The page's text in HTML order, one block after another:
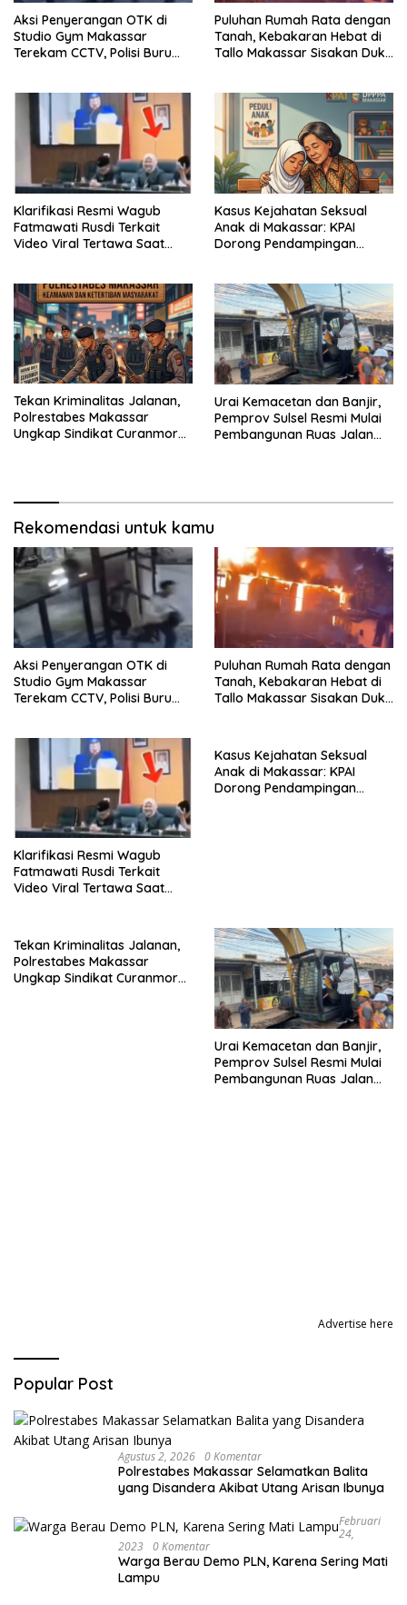
Aksi Penyerangan OTK di
Studio Gym Makassar
Terekam CCTV, Polisi Buru
Puluhan Rumah Rata dengan
Tanah, Kebakaran Hebat di
Tallo Makassar Sisakan Duka
Klarifikasi Resmi Wagub
Fatmawati Rusdi Terkait
Video Viral Tertawa Saat
Kasus Kejahatan Seksual
Anak di Makassar: KPAI
Dorong Pendampingan
Tekan Kriminalitas Jalanan,
Polrestabes Makassar
Ungkap Sindikat Curanmor
Urai Kemacetan dan Banjir,
Pemprov Sulsel Resmi Mulai
Pembangunan Ruas Jalan
Rekomendasi untuk kamu
Aksi Penyerangan OTK di
Studio Gym Makassar
Terekam CCTV, Polisi Buru
Puluhan Rumah Rata dengan
Tanah, Kebakaran Hebat di
Tallo Makassar Sisakan Duka
Klarifikasi Resmi Wagub
Fatmawati Rusdi Terkait
Video Viral Tertawa Saat
Kasus Kejahatan Seksual
Anak di Makassar: KPAI
Dorong Pendampingan
Tekan Kriminalitas Jalanan,
Polrestabes Makassar
Ungkap Sindikat Curanmor
Urai Kemacetan dan Banjir,
Pemprov Sulsel Resmi Mulai
Pembangunan Ruas Jalan
Advertise here
Popular Post
Agustus 2, 2026 0 Komentar
Polrestabes Makassar Selamatkan Balita
yang Disandera Akibat Utang Arisan Ibunya
Februari
24,
2023 0 Komentar
Warga Berau Demo PLN, Karena Sering Mati
Lampu